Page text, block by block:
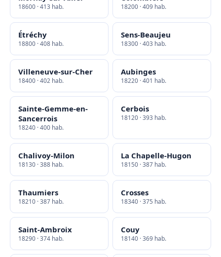
18600 · 413 hab. 18200 · 409 hab.
Étréchy
18800 · 408 hab.
Sens-Beaujeu
18300 · 403 hab.
Villeneuve-sur-Cher
18400 · 402 hab.
Aubinges
18220 · 401 hab.
Sainte-Gemme-en-
Sancerrois
18240 · 400 hab.
Cerbois
18120 · 393 hab.
Chalivoy-Milon
18130 · 388 hab.
La Chapelle-Hugon
18150 · 387 hab.
Thaumiers
18210 · 387 hab.
Crosses
18340 · 375 hab.
Saint-Ambroix
18290 · 374 hab.
Couy
18140 · 369 hab.